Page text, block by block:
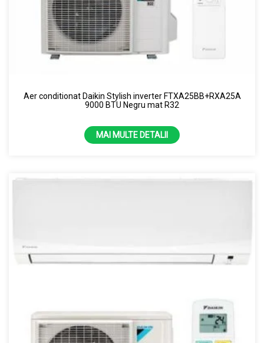
Aer conditionat Daikin Stylish inverter FTXA25BB+RXA25A
9000 BTU Negru mat R32
MAI MULTE DETALII